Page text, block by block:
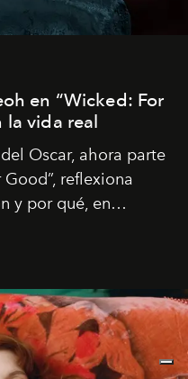
en “Wicked: For
la vida real
Oscar, ahora parte
reflexiona
y por qué, en
esperar. “Es
confiesa.